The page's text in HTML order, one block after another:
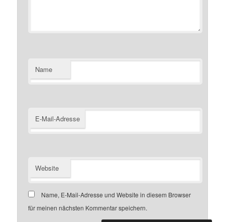
Name
E-Mail-Adresse
Website
Name, E-Mail-Adresse und Website in diesem Browser
für meinen nächsten Kommentar speichern.